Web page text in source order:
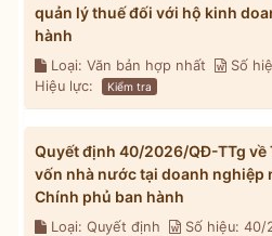
quản lý thuế đối với hộ kinh
hành
Loại: Văn bản hợp nhất Số
Hiệu lực:
Kiểm tra
Quyết định 40/2026/QĐ-TTg về
vốn nhà nước tại doanh nghiệp
Chính phủ ban hành
Loại: Quyết định Số hiệu: 40/